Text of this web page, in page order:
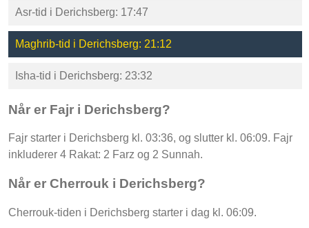
Asr-tid i Derichsberg: 17:47
Maghrib-tid i Derichsberg: 21:12
Isha-tid i Derichsberg: 23:32
Når er Fajr i Derichsberg?
Fajr starter i Derichsberg kl. 03:36, og slutter kl. 06:09. Fajr
inkluderer 4 Rakat: 2 Farz og 2 Sunnah.
Når er Cherrouk i Derichsberg?
Cherrouk-tiden i Derichsberg starter i dag kl. 06:09.